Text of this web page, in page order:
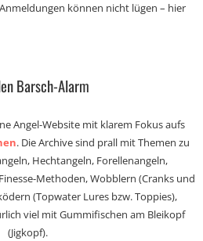
können nicht lügen – hier
Barsch-Alarm
Angel-Website mit klarem Fokus aufs
. Die Archive sind prall mit Themen zu
Hechtangeln, Forellenangeln,
Methoden, Wobblern (Cranks und
(Topwater Lures bzw. Toppies),
viel mit Gummifischen am Bleikopf
(Jigkopf).